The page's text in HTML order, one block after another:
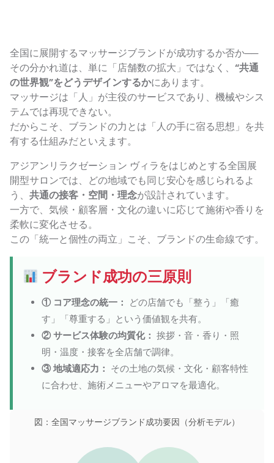
全国に展開するマッサージブランドが成功するか否か──
その分かれ道は、単に「店舗数の拡大」ではなく、 “共通
の世界観”をどうデザインするかにあります。
マッサージは「人」が主役のサービスであり、機械やシス
テムでは再現できない。
だからこそ、ブランドの力とは「人の手に宿る思想」を共
有する仕組みだといえます。
アジアンリラクゼーション ヴィラをはじめとする全国展
開型サロンでは、どの地域でも同じ安心を感じられるよ
う、 共通の接客・空間・理念が設計されています。
一方で、気候・顧客層・文化の違いに応じて施術や香りを
柔軟に変化させる。
この「統一と個性の両立」こそ、ブランドの生命線です。
ブランド成功の三原則
① コア理念の統一： どの店舗でも「整う」「癒
す」「尊重する」という価値観を共有。
② サービス体験の均質化： 挨拶・音・香り・照
明・温度・接客を全店舗で調律。
③ 地域適応力： その土地の気候・文化・顧客特性
に合わせ、施術メニューやアロマを最適化。
図：全国マッサージブランド成功要因（分析モデル）